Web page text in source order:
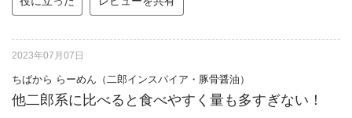
2023年07月07日
ちばから らーめん（二郎インスパイア・豚骨醤油）
他二郎系に比べると食べやすく量も多すぎない！